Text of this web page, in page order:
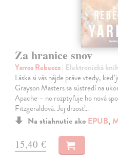
Za hranice snov
Yarros Rebecca| Elektronická
Láska si vás nájde práve vtedy,
Grayson Masters sa sústredí na
Apache – no rozptyľuje ho nová
Fitzgeraldová. Jej drzosť…
Na stiahnutie ako EPUB,
15,40 €